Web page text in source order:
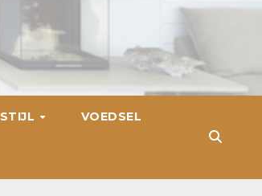
STIJL VOEDSEL